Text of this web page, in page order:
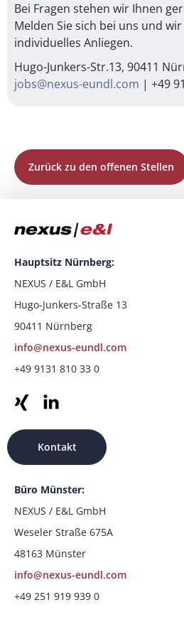
Bei Fragen stehen wir Ihnen
Melden Sie sich bei uns und
individuelles Anliegen.
Hugo-Junkers-Str.13, 90411
jobs@nexus-eundl.com | +49
Zurück zu den offenen Stellen
Hauptsitz Nürnberg:
NEXUS / E&L GmbH
Hugo-Junkers-Straße 13
90411 Nürnberg
info@nexus-eundl.com
+49 9131 810 33 0
Büro Münster:
NEXUS / E&L GmbH
Weseler Straße 675A
48163 Münster
info@nexus-eundl.com
+49 251 919 939 0
Kontakt